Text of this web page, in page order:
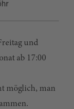
und
ab 17:00
möglich, man